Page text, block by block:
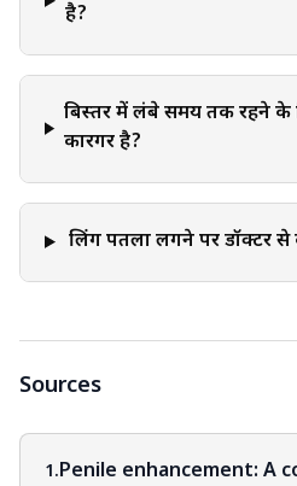
है?
बिस्तर में लंबे समय तक रहने के
कारगर है?
लिंग पतला लगने पर डॉक्टर से
Sources
1.Penile enhancement: A